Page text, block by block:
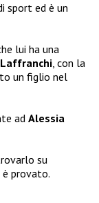
sport ed è un
lui ha una
, con la
un figlio nel
ad Alessia
su
è provato.